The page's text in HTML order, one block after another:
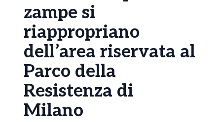
zampe si
riappropriano
dell’area riservata al
Parco della
Resistenza di
Milano